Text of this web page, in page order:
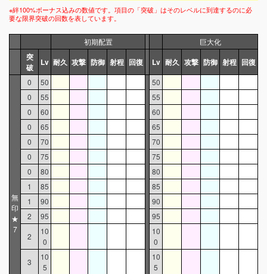
※絆100%ボーナス込みの数値です。項目の「突破」はそのレベルに到達するのに必
要な限界突破の回数を表しています。
初期配置 巨大化
突
破
Lv 耐久 攻撃 防御 射程 回復 Lv 耐久 攻撃 防御 射程 回復
無
印
★
7
0 50
50
0
55
55
0
60
60
0
65
65
0
70
70
0
75
75
0
80
80
1
85
85
1
90
90
2
95
95
2
10
0
10
0
3
10
5
10
5